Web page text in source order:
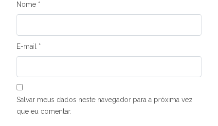
Nome *
E-mail *
Salvar meus dados neste navegador para a próxima vez
que eu comentar.